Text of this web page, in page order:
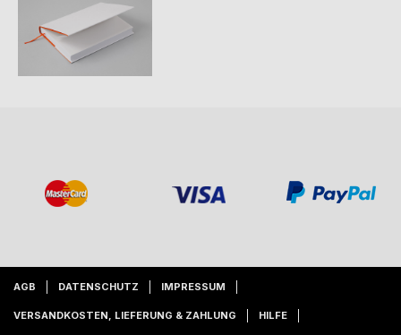
AGB DATENSCHUTZ IMPRESSUM
VERSANDKOSTEN, LIEFERUNG & ZAHLUNG HILFE